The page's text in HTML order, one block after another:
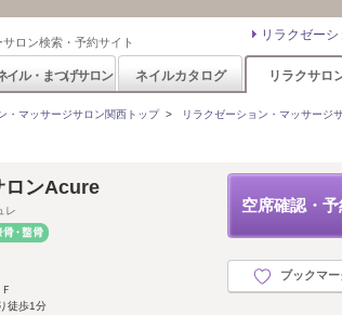
ロン検索・予約サイト リラクゼー
イル・まつげサロン ネイルカタログ リラクサロ
・マッサージサロン関西トップ> リラクゼーション・マッサージ
空席確認・
ブックマー
ロンAcure
レ
徒歩1分